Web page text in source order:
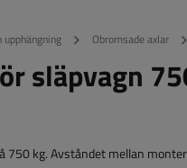
Obromsade axlar
släpvagn
750 kg. Avståndet mellan